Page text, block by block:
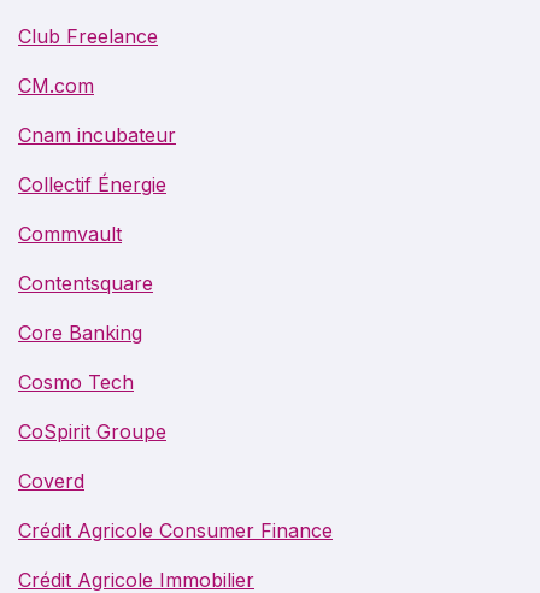
Club Freelance
CM.com
Cnam incubateur
Collectif Énergie
Commvault
Contentsquare
Core Banking
Cosmo Tech
CoSpirit Groupe
Coverd
Crédit Agricole Consumer Finance
Crédit Agricole Immobilier